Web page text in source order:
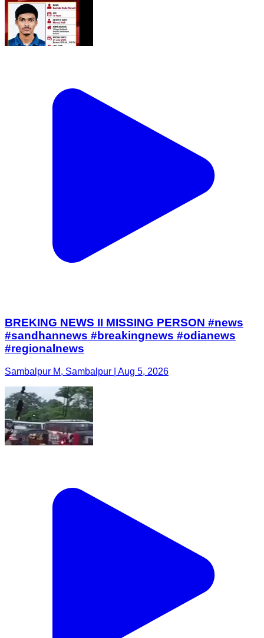
BREKING NEWS II MISSING PERSON #news
#sandhannews #breakingnews #odianews
#regionalnews
Sambalpur M, Sambalpur | Aug 5, 2026